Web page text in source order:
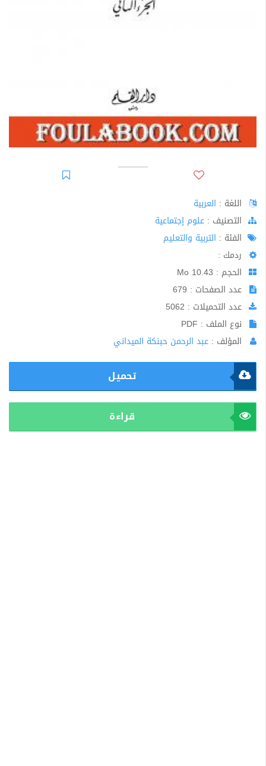
اللغة : العربية
اﻟﺘﺼﻨﻴﻒ : علوم إجتماعية
الفئة : التربية والتعليم
ردمك :
الحجم : 10.43 Mo
عدد الصفحات : 679
عدد التحميلات : 5062
نوع الملف : PDF
المؤلف : عبد الرحمن حبنكة الميداني
تحميل
قراءة